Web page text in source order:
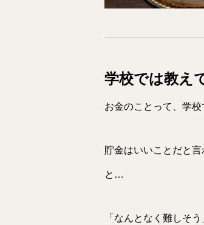
学校では教え
お金のことって、学校
貯金はいいことだと
と…
「なんとなく難しそ